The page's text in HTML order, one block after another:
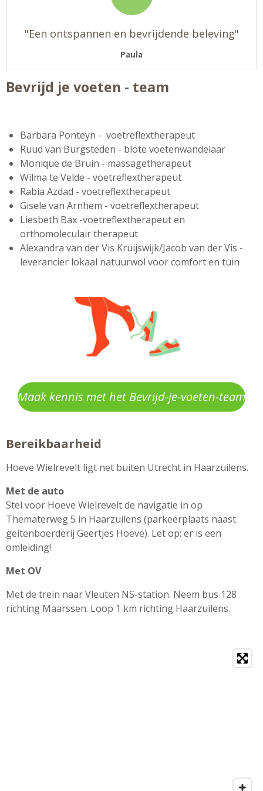
"Een ontspannen en bevrijdende beleving"
Paula
Bevrijd je voeten - team
Barbara Ponteyn - voetreflextherapeut
Ruud van Burgsteden - blote voetenwandelaar
Monique de Bruin - massagetherapeut
Wilma te Velde - voetreflextherapeut
Rabia Azdad - voetreflextherapeut
Gisele van Arnhem - voetreflextherapeut
Liesbeth Bax -voetreflextherapeut en
orthomoleculair therapeut
Alexandra van der Vis Kruijswijk/Jacob van der Vis -
leverancier lokaal natuurwol voor comfort en tuin
Maak kennis met het Bevrijd-je-voeten-team
Bereikbaarheid
Hoeve Wielrevelt ligt net buiten Utrecht in Haarzuilens.
Met de auto
Stel voor Hoeve Wielrevelt de navigatie in op
Thematerweg 5 in Haarzuilens (parkeerplaats naast
geitenboerderij Geertjes Hoeve). Let op: er is een
omleiding!
Met OV
Met de trein naar Vleuten NS-station. Neem bus 128
richting Maarssen. Loop 1 km richting Haarzuilens.